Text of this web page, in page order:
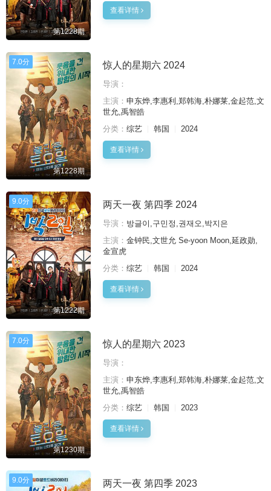
第1228期
查看详情
7.0分
第1228期
惊人的星期六 2024
导演：
主演： 申东烨,李惠利,郑韩海,朴娜莱,金起范,文
世允,禹智皓
分类： 综艺 韩国 2024
查看详情
9.0分
第1222期
两天一夜 第四季 2024
导演： 방글이,구민정,권재오,박지은
主演： 金钟民,文世允 Se-yoon Moon,延政勋,
金宣虎
分类： 综艺 韩国 2024
查看详情
7.0分
第1230期
惊人的星期六 2023
导演：
主演： 申东烨,李惠利,郑韩海,朴娜莱,金起范,文
世允,禹智皓
分类： 综艺 韩国 2023
查看详情
9.0分 两天一夜 第四季 2023